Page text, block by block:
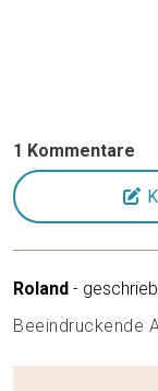
1 Kommentare
Roland -
Beeindruckende